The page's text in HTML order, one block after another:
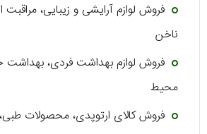
فروش لوازم آرایشی و زیبایی،
ناخن
فروش لوازم بهداشت فردی،
محیط
فروش کالای ارتوپدی، محصولات طبی،